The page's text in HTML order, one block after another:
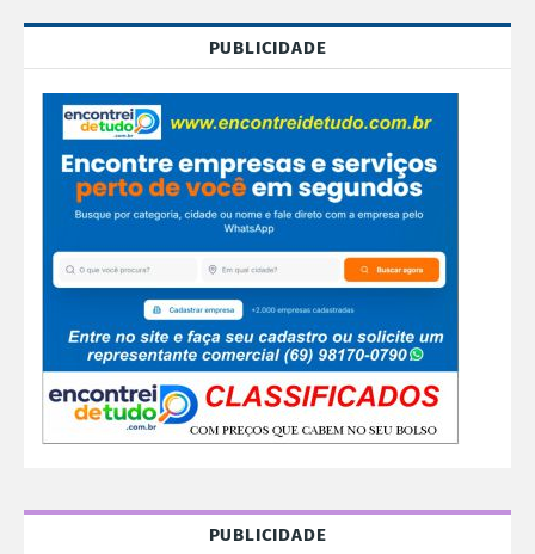
PUBLICIDADE
PUBLICIDADE